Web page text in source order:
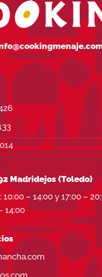
Madridejos (Toledo)
– 14:00 y 17:00 –
14:00